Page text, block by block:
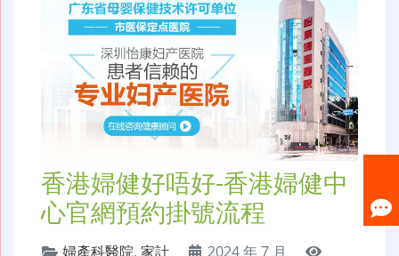
香港婦健好唔好-香港婦健中
心官網預約掛號流程
婦產科醫院, 家計
2024 年 7 月